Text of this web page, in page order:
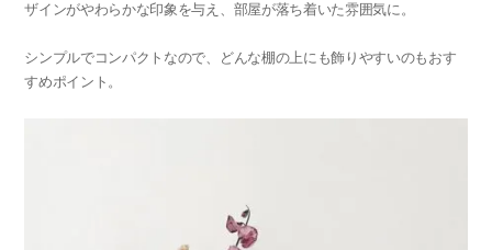
ザインがやわらかな印象を与え、部屋が落ち着いた雰囲気に。
シンプルでコンパクトなので、どんな棚の上にも飾りやすいのもおす
すめポイント。